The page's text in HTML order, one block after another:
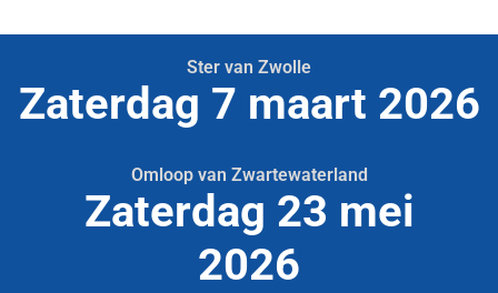
Ster van Zwolle
Zaterdag 7 maart 2026
Omloop van Zwartewaterland
Zaterdag 23 mei
2026